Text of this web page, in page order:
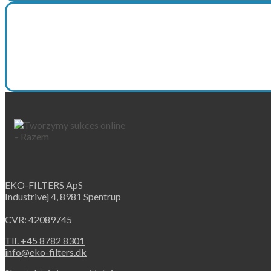
EKO-FILTERS ApS
Industrivej 4, 8981 Spentrup
CVR: 42089745
Tlf. +45 8782 8301
info@eko-filters.dk